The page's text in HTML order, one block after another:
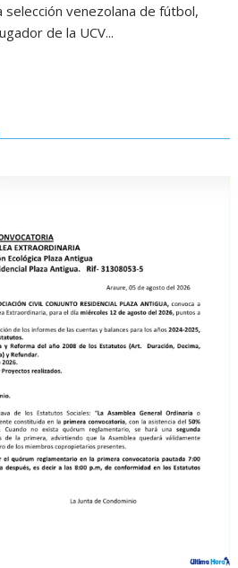
selección venezolana de fútbol,
de la UCV...